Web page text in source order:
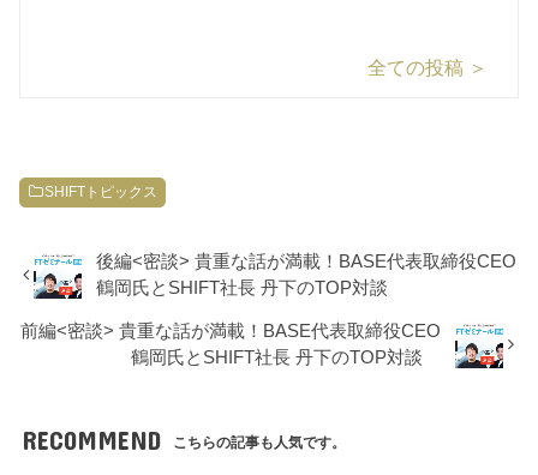
全ての投稿 ＞
SHIFTトピックス
後編<密談> 貴重な話が満載！BASE代表取締役CEO
鶴岡氏とSHIFT社長 丹下のTOP対談
前編<密談> 貴重な話が満載！BASE代表取締役CEO
鶴岡氏とSHIFT社長 丹下のTOP対談
RECOMMEND こちらの記事も人気です。